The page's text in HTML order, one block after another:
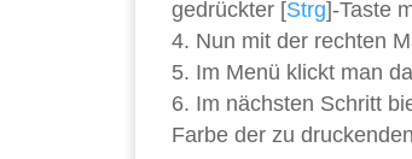
gedrückter [Strg]-Taste
Nun mit der rechten
Im Menü klickt man
Im nächsten Schritt
Farbe der zu